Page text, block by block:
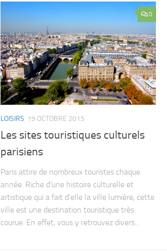
0
LOISIRS 19 OCTOBRE 2015
Les sites touristiques culturels
parisiens
Paris attire de nombreux touristes chaque
année. Riche d’une histoire culturelle et
artistique qui a fait d’elle la ville lumière, cette
ville est une destination touristique très
courue. En effet, vous y retrouvez divers...